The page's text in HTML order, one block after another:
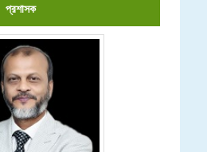
প্রশাসক